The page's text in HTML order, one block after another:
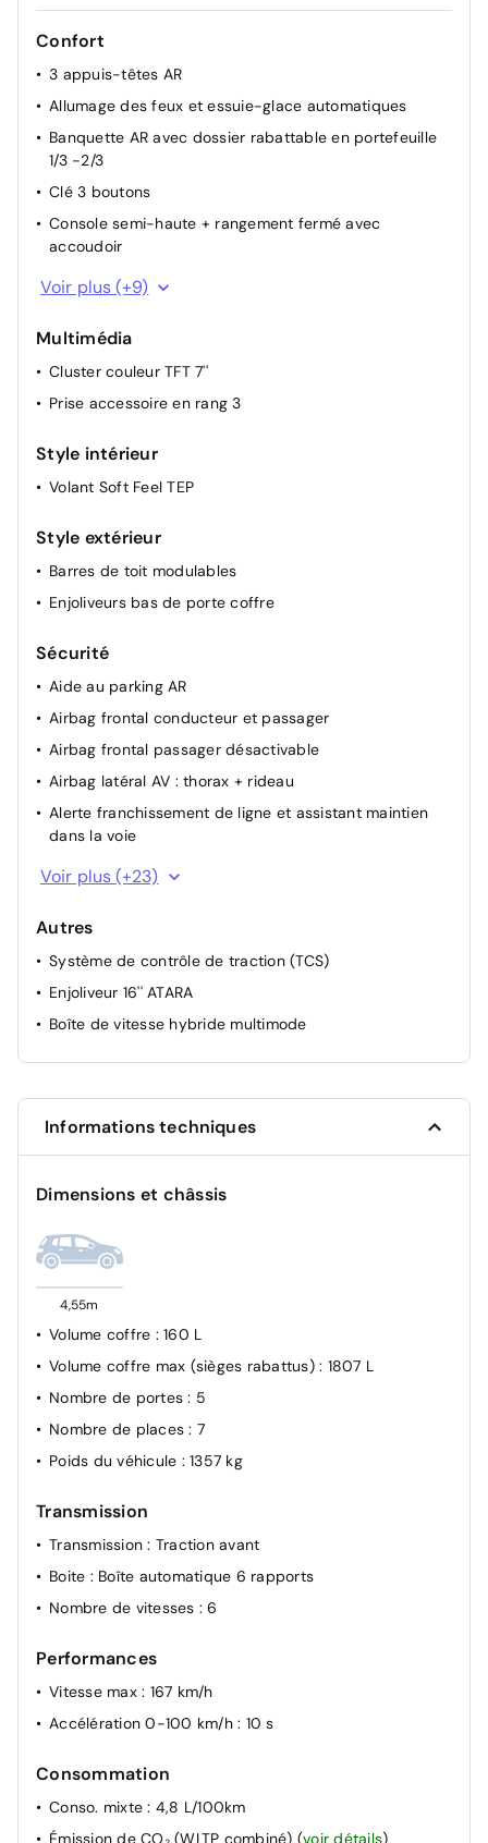
Confort
3 appuis-têtes AR
Allumage des feux et essuie-glace automatiques
Banquette AR avec dossier rabattable en portefeuille
1/3 -2/3
Clé 3 boutons
Console semi-haute + rangement fermé avec
accoudoir
Eclairage du coffre
Lève-vitre conducteur électrique impulsionnel
Lève-vitres AR électriques
Ordinateur de bord
Rétroviseurs extérieurs réglables électriquement +
dégivrants
Direction assistée
Voir plus (+9)
Multimédia
Cluster couleur TFT 7''
Prise accessoire en rang 3
Style intérieur
Volant Soft Feel TEP
Style extérieur
Barres de toit modulables
Enjoliveurs bas de porte coffre
Sécurité
Aide au parking AR
Airbag frontal conducteur et passager
Airbag frontal passager désactivable
Airbag latéral AV : thorax + rideau
Alerte franchissement de ligne et assistant maintien
dans la voie
Assistance au freinage d'urgence + allumage des
warnings
Bouton appel d'urgence E-call
Condamnation centralisée des portes
Condamnation des ouvrants en roulant
Feux anti brouillard
Prédisposition Ethylotest
Rappel de bouclage de ceintures
Reconnaissance des panneaux de signalisation avec
alerte de survitesse
Rétroviseur intérieur jour/nuit
démarrage en côte
Système de fixation Isofix
Système de freinage d'urgence avancé (pieton, deux-
rorues et intersection)
Vitres, portes AR, custode et lunette AR surteintées
Voir plus (+23)
Autres
Système de contrôle de traction (TCS)
Enjoliveur 16'' ATARA
Boîte de vitesse hybride multimode
Informations techniques
Dimensions et châssis
4,55m
Volume coffre : 160 L
Volume coffre max (sièges rabattus) : 1807 L
Nombre de portes: 5
Nombre de places: 7
Poids du véhicule : 1357 kg
Transmission
Transmission: Traction avant
Boite : Boîte automatique 6 rapports
Nombre de vitesses : 6
Performances
Vitesse max : 167 km/h
Accélération 0-100 km/h : 10 s
Consommation
Conso. mixte: 4,8 L/100km
Émission de CO₂ (WLTP combiné) (voir détails)